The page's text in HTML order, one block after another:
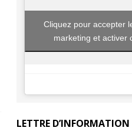
Cliquez pour accepter
marketing et activer
LETTRE D’INFORMATION